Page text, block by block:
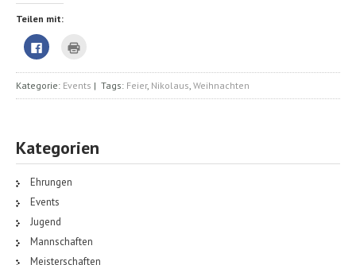
Teilen mit:
Klick,
um
Facebook
zu
teilen
(Wird
geöffnet)
(Wird
in
neuem
Fenster
Kategorie: Events | Tags: Feier, Nikolaus, Weihnachten
Kategorien
Ehrungen
Events
Jugend
Mannschaften
Meisterschaften